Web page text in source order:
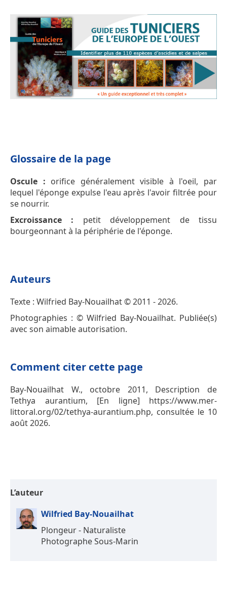
Glossaire de la page
Oscule : orifice généralement visible à l'oeil, par
lequel l'éponge expulse l'eau après l'avoir filtrée pour
se nourrir.
Excroissance : petit développement de tissu
bourgeonnant à la périphérie de l'éponge.
Auteurs
Texte : Wilfried Bay-Nouailhat © 2011 - 2026.
Photographies : © Wilfried Bay-Nouailhat. Publiée(s)
avec son aimable autorisation.
Comment citer cette page
Bay-Nouailhat W., octobre 2011, Description de
Tethya aurantium, [En ligne] https://www.mer-
littoral.org/02/tethya-aurantium.php, consultée le 10
août 2026.
L’auteur
Wilfried Bay-Nouailhat
Plongeur - Naturaliste
Photographe Sous-Marin